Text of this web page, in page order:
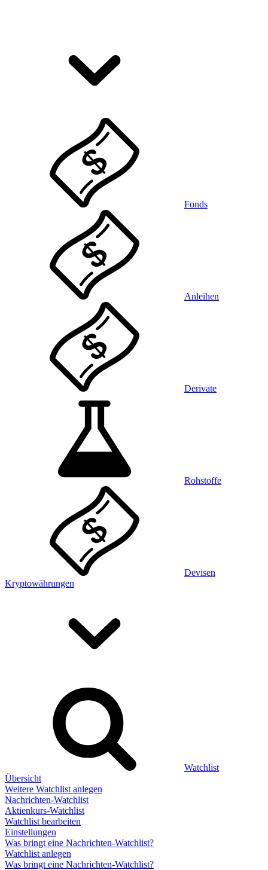
Fonds
Anleihen
Derivate
Rohstoffe
Devisen
Kryptowährungen
Watchlist
Übersicht
Weitere Watchlist anlegen
Nachrichten-Watchlist
Aktienkurs-Watchlist
Watchlist bearbeiten
Einstellungen
Was bringt eine Nachrichten-Watchlist?
Watchlist anlegen
Was bringt eine Nachrichten-Watchlist?